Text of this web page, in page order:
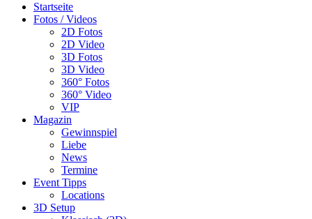
Startseite
Fotos / Videos
2D Fotos
2D Video
3D Fotos
3D Video
360° Fotos
360° Video
VIP
Magazin
Gewinnspiel
Liebe
News
Termine
Event Tipps
Locations
3D Setup